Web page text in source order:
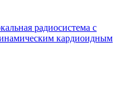
радиосистема с
кардиоидным